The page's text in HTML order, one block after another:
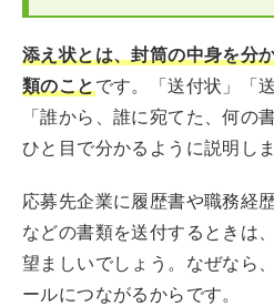
添え状とは、封筒の中身を分
類のことです。「送付状」「
「誰から、誰に宛てた、何の
ひと目で分かるように説明しま
応募先企業に履歴書や職務経
などの書類を送付するときは
望ましいでしょう。なぜなら
ールにつながるからです。